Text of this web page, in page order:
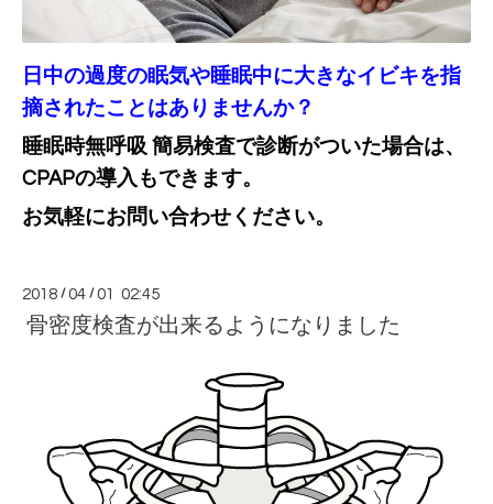
日中の過度の眠気や睡眠中に大きなイビキを指
摘されたことはありませんか？
睡眠時無呼吸 簡易検査で診断がついた場合は、
CPAPの導入もできます。
お気軽にお問い合わせください。
2018 /04 /01 02:45
骨密度検査が出来るようになりました